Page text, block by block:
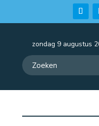
zondag 9 augustus